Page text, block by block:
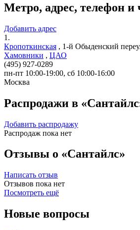
Метро, адрес, телефон
Добавить адрес
1.
Кропоткинская , 1-й Обыденский
Хамовники , ЦАО
(495) 927-0289
пн-пт 10:00-19:00, сб 10:00-16:00
Москва
Распродажи в
Добавить распродажу
Распродаж пока нет
Отзывы о «Сантайлс»
Написать отзыв
Отзывов пока нет
Посмотреть ещё
Новые вопросы